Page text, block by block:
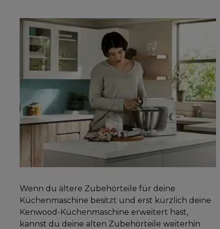
Wenn du ältere Zubehörteile für deine
Küchenmaschine besitzt und erst kürzlich deine
Kenwood-Küchenmaschine erweitert hast,
kannst du deine alten Zubehörteile weiterhin